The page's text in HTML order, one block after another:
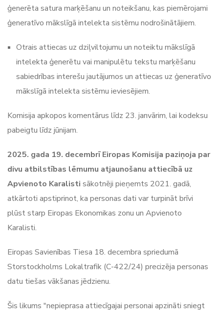
ģenerēta satura marķēšanu un noteikšanu, kas piemērojami
ģeneratīvo mākslīgā intelekta sistēmu nodrošinātājiem.
Otrais attiecas uz dziļviltojumu un noteiktu mākslīgā
intelekta ģenerētu vai manipulētu tekstu marķēšanu
sabiedrības interešu jautājumos un attiecas uz ģeneratīvo
mākslīgā intelekta sistēmu ieviesējiem.
Komisija apkopos komentārus līdz 23. janvārim, lai kodeksu
pabeigtu līdz jūnijam.
2025. gada 19. decembrī Eiropas Komisija paziņoja par
divu atbilstības lēmumu atjaunošanu attiecībā uz
Apvienoto Karalisti sākotnēji pieņemts 2021. gadā,
atkārtoti apstiprinot, ka personas dati var turpināt brīvi
plūst starp Eiropas Ekonomikas zonu un Apvienoto
Karalisti.
Eiropas Savienības Tiesa 18. decembra spriedumā
Storstockholms Lokaltrafik (C-422/24) precizēja personas
datu tiešas vākšanas jēdzienu.
Šis likums "nepieprasa attiecīgajai personai apzināti sniegt